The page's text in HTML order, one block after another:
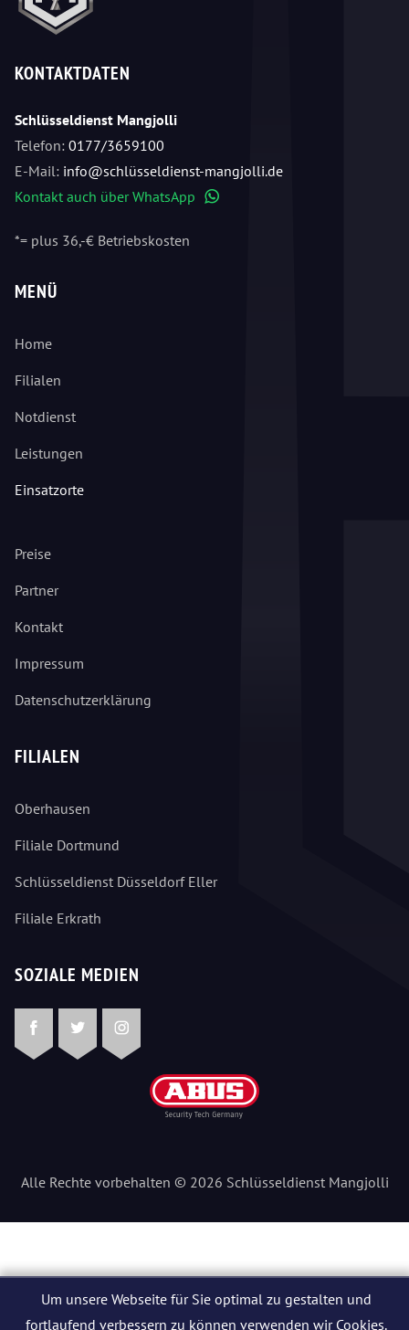
KONTAKTDATEN
Schlüsseldienst Mangjolli
Telefon: 0177/3659100
E-Mail: info@schlüsseldienst-mangjolli.de
Kontakt auch über WhatsApp
*= plus 36,-€ Betriebskosten
MENÜ
Home
Filialen
Notdienst
Leistungen
Einsatzorte
Preise
Partner
Kontakt
Impressum
Datenschutzerklärung
FILIALEN
Oberhausen
Filiale Dortmund
Schlüsseldienst Düsseldorf Eller
Filiale Erkrath
SOZIALE MEDIEN
FacebookTwitterInstagram
Alle Rechte vorbehalten © 2026 Schlüsseldienst Mangjolli
Um unsere Webseite für Sie optimal zu gestalten und
fortlaufend verbessern zu können verwenden wir Cookies.